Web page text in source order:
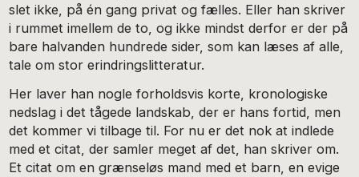
slet ikke, på én gang privat og fælles. Eller han skriver
i rummet imellem de to, og ikke mindst derfor er der på
bare halvanden hundrede sider, som kan læses af alle,
tale om stor erindringslitteratur.
Her laver han nogle forholdsvis korte, kronologiske
nedslag i det tågede landskab, der er hans fortid, men
det kommer vi tilbage til. For nu er det nok at indlede
med et citat, der samler meget af det, han skriver om.
Et citat om en grænseløs mand med et barn, en evige